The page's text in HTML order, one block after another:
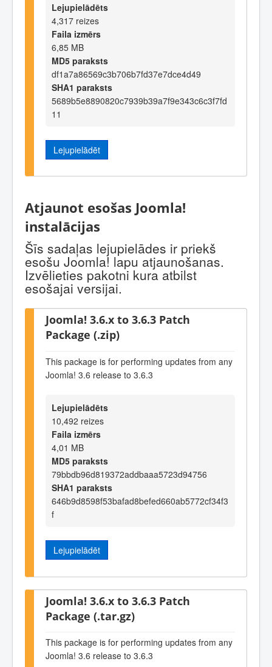
Lejupielādēts
4,317 reizes
Faila izmērs
6,85 MB
MD5 paraksts
df1a7a86569c3b706b7fd37e7dce4d49
SHA1 paraksts
5689b5e8890820c7939b39a7f9e343c6c3f7fd
11
Lejupielādēt
Atjaunot esošas Joomla!
instalācijas
Šīs sadaļas lejupielādes ir priekš
esošu Joomla! lapu atjaunošanas.
Izvēlieties pakotni kura atbilst
esošajai versijai.
Joomla! 3.6.x to 3.6.3 Patch
Package (.zip)
This package is for performing updates from any
Joomla! 3.6 release to 3.6.3
Lejupielādēts
10,492 reizes
Faila izmērs
4,01 MB
MD5 paraksts
79bbdb96d819372addbaaa5723d94756
SHA1 paraksts
646b9d8598f53bafad8befed660ab5772cf34f3
f
Lejupielādēt
Joomla! 3.6.x to 3.6.3 Patch
Package (.tar.gz)
This package is for performing updates from any
Joomla! 3.6 release to 3.6.3